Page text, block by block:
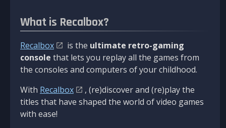
What is Recalbox?
Recalbox is the ultimate retro-gaming
console that lets you replay all the games from
the consoles and computers of your childhood.
With Recalbox
, (re)discover and (re)play the
titles that have shaped the world of video games
with ease!